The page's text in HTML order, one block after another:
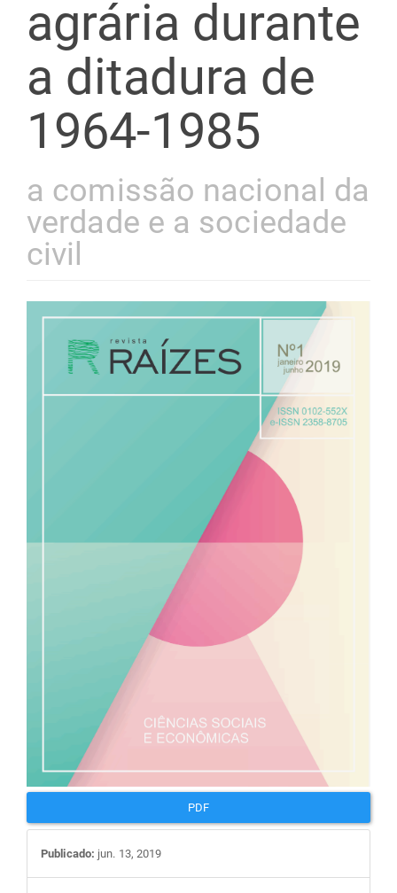
agrária durante
a ditadura de
1964-1985
a comissão nacional da
verdade e a sociedade
civil
Barra
lateral
de
PDF
Publicado: jun. 13, 2019